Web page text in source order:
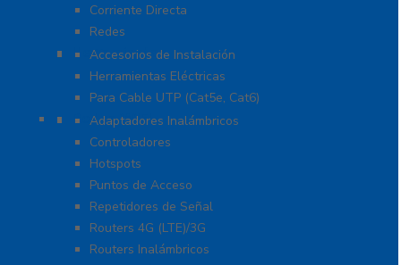
Corriente Directa
Redes
Herramientas
Accesorios de Instalación
Herramientas Eléctricas
Para Cable UTP (Cat5e, Cat6)
Redes WIFI
Adaptadores Inalámbricos
Controladores
Hotspots
Puntos de Acceso
Repetidores de Señal
Routers 4G (LTE)/3G
Routers Inalámbricos